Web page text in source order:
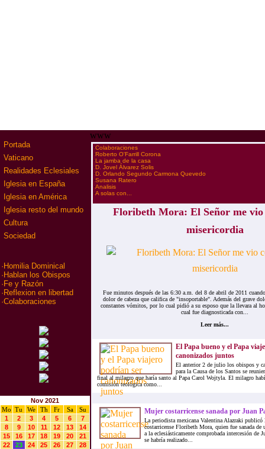
Portada
Vaticano
Realidades Eclesiales
Iglesia en España
Iglesia en América
Iglesia resto del mundo
Cultura
Sociedad
· Homilia Dominical
· Hablan los Obispos
· Fe y Razón
· Reflexion en libertad
·Colaboraciones
Nov 2021
Mo
Tu We Th Fr Sa
Su
1
2 3 4 5 6
7
8
9 10 11 12 13
14
15
16 17 18 19 20
21
22
23 24 25 26 27
28
www
·Colaboraciones
·Roberto O'Farrill Corona
·La jamba de la casa
·D. Jovel Álvarez Solis
·D. Orlando Segundo Carmona Quevedo
·Susana Ratero
·Analisis
·A solas con...
Floribeth Mora: El Señor me
misericordia
Fue minutos después de las 6:30 a.m. del 8 de abril de 2011
dolor de cabeza que califica de "insoportable". Además del grave
constantes vómitos, por lo cual pidió a su esposo que la llevara al
cual fue diagnosticada con...
Leer más...
El Papa bueno y el Papa
canonizados juntos
El anterior 2 de julio los obispos y
para la Causa de los Santos se
final al milagro que haría santo al Papa Carol Wojtyla. El milagro
comisión teológica como...
Mujer costarricense sanada por Juan
La periodista mexicana Valentina Alazraki publicó
costarricense Floribeth Mora, quien fue sanada de
a la eclesiásticamente comprobada intercesión de
se habría realizado...